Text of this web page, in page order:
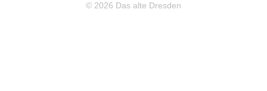
© 2026 Das alte Dresden